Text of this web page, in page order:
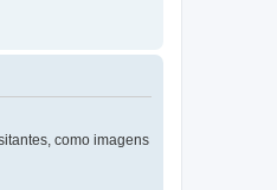
como imagens